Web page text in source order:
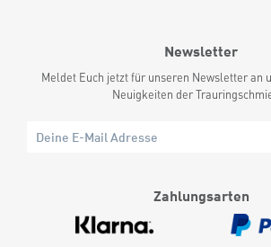
Newsletter
Meldet Euch jetzt für unseren Newsletter an
Neuigkeiten der
Zahlungsarten